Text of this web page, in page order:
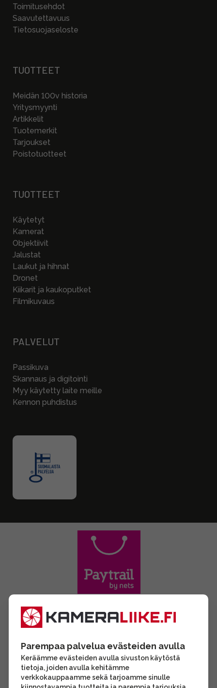
Toimitusehdot
Saavutettavuus
Tietosuojaseloste
TUOTTEET
Meidän 100v historia
Yritysmyynti
Artikkelit
Tuotemerkit
Tarjoukset
Poistotuotteet
TUOTTEET
Käytetyt
Kamerat
Objektiivit
Jalustat
Laukut ja hihnat
Dronet
Kiikarit ja kaukoputket
Filmikuvaus
PALVELUT
Passikuva
Skannaus ja digitointi
Myy käytetty laite meille
Kennon puhdistus
Parempaa palvelua evästeiden avulla
Keräämme evästeiden avulla sivuston käytöstä
tietoja, joiden avulla kehitämme
verkkokauppaamme sekä tarjoamme sinulle